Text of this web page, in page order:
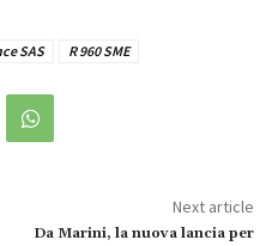
SAS R 960 SME
Next article
Da Marini, la nuova lancia per